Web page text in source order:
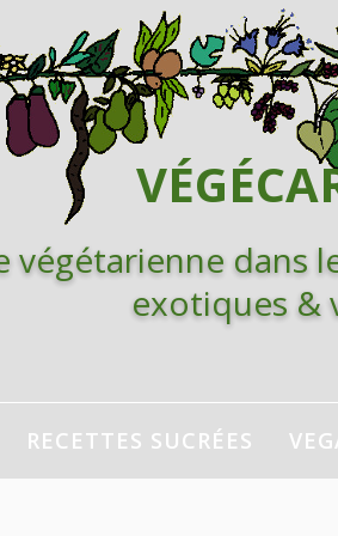
végétarienne dans
exotiques &
RECETTES SUCRÉES